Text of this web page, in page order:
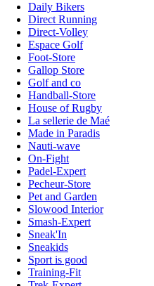
Daily Bikers
Direct Running
Direct-Volley
Espace Golf
Foot-Store
Gallop Store
Golf and co
Handball-Store
House of Rugby
La sellerie de Maé
Made in Paradis
Nauti-wave
On-Fight
Padel-Expert
Pecheur-Store
Pet and Garden
Slowood Interior
Smash-Expert
Sneak'In
Sneakids
Sport is good
Training-Fit